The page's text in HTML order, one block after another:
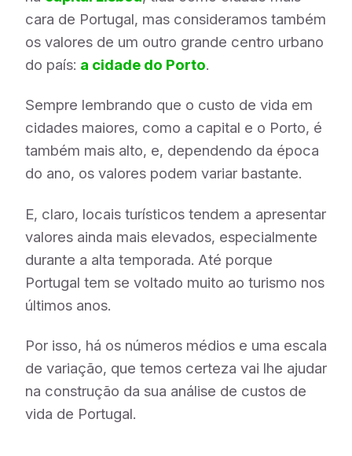
cara de Portugal, mas consideramos também
os valores de um outro grande centro urbano
do país: a cidade do Porto.
Sempre lembrando que o custo de vida em
cidades maiores, como a capital e o Porto, é
também mais alto, e, dependendo da época
do ano, os valores podem variar bastante.
E, claro, locais turísticos tendem a apresentar
valores ainda mais elevados, especialmente
durante a alta temporada. Até porque
Portugal tem se voltado muito ao turismo nos
últimos anos.
Por isso, há os números médios e uma escala
de variação, que temos certeza vai lhe ajudar
na construção da sua análise de custos de
vida de Portugal.